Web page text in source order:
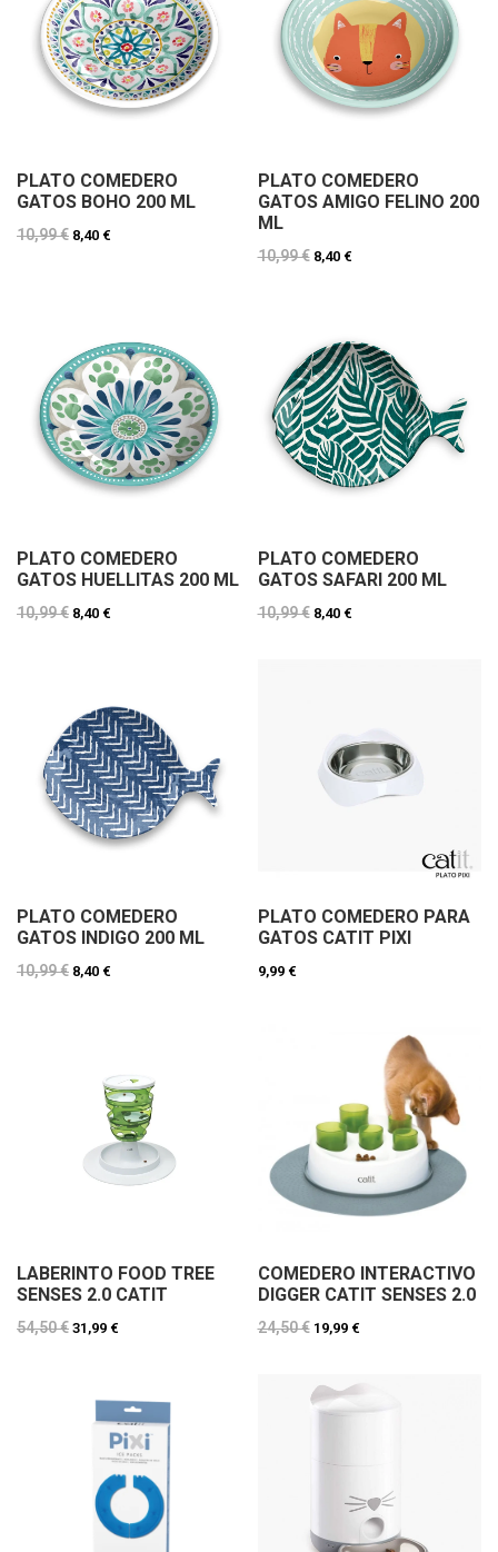
PLATO COMEDERO
GATOS BOHO 200 ML
10,99 € 8,40 €
PLATO COMEDERO
GATOS AMIGO FELINO 200
ML
10,99 € 8,40 €
PLATO COMEDERO
GATOS HUELLITAS 200 ML
10,99 € 8,40 €
PLATO COMEDERO
GATOS SAFARI 200 ML
10,99 € 8,40 €
PLATO COMEDERO
GATOS INDIGO 200 ML
10,99 € 8,40 €
PLATO COMEDERO PARA
GATOS CATIT PIXI
9,99 €
LABERINTO FOOD TREE
SENSES 2.0 CATIT
54,50 € 31,99 €
COMEDERO INTERACTIVO
DIGGER CATIT SENSES 2.0
24,50 € 19,99 €